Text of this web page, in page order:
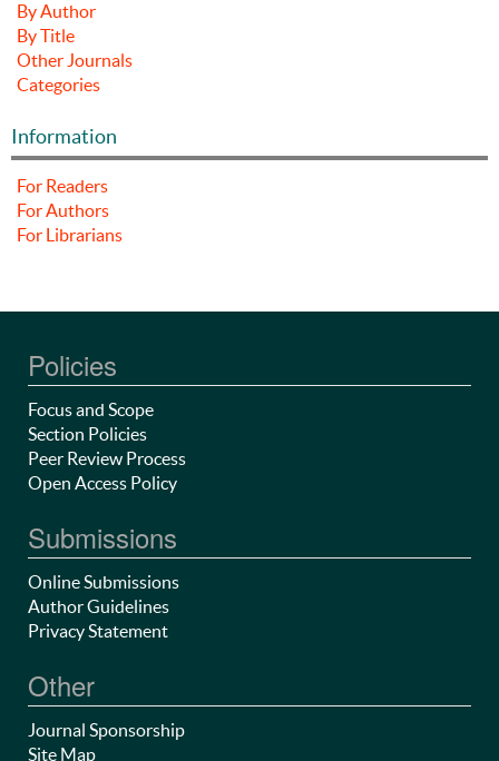
By Author
By Title
Other Journals
Categories
Information
For Readers
For Authors
For Librarians
Policies
Focus and Scope
Section Policies
Peer Review Process
Open Access Policy
Submissions
Online Submissions
Author Guidelines
Privacy Statement
Other
Journal Sponsorship
Site Map